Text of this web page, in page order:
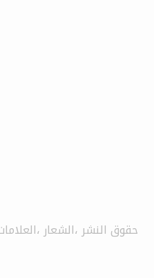
حقوق النشر ،الشعار